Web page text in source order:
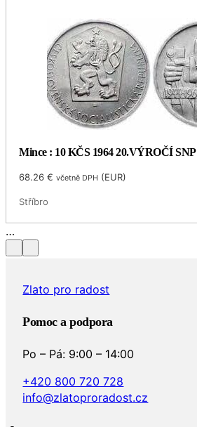
Mince : 10 KČS 1964 20.VÝROČÍ SNP
68.26€ včetně DPH (EUR)
Stříbro
info@zlatoproradost.cz